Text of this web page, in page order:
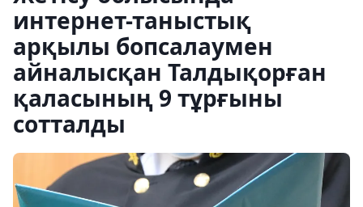
интернет-таныстық
арқылы бопсалаумен
айналысқан Талдықорған
қаласының 9 тұрғыны
сотталды